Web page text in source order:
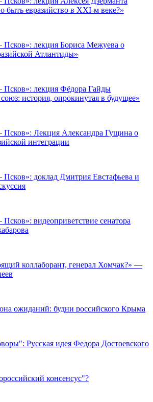
быть евразийство в XXI-м веке?»
Псков»: лекция Бориса Межуева о
Атлантиды»
Псков»: лекция Фёдора Гайды
история, опрокинутая в будущее»
Псков»: Лекция Александра Гущина о
интеграции
Псков»: доклад Дмитрия Евстафьева и
Псков»: видеоприветствие сенатора
коллаборант, генерал Хомчак?» —
ожиданий: будни российского Крыма
Русская идея Федора Достоевского
консенсус"?